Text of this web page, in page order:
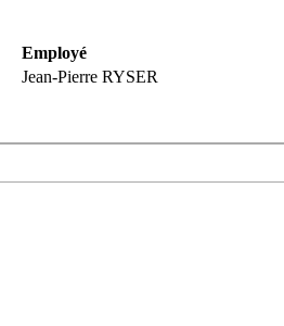
Employé
Jean-Pierre RYSER